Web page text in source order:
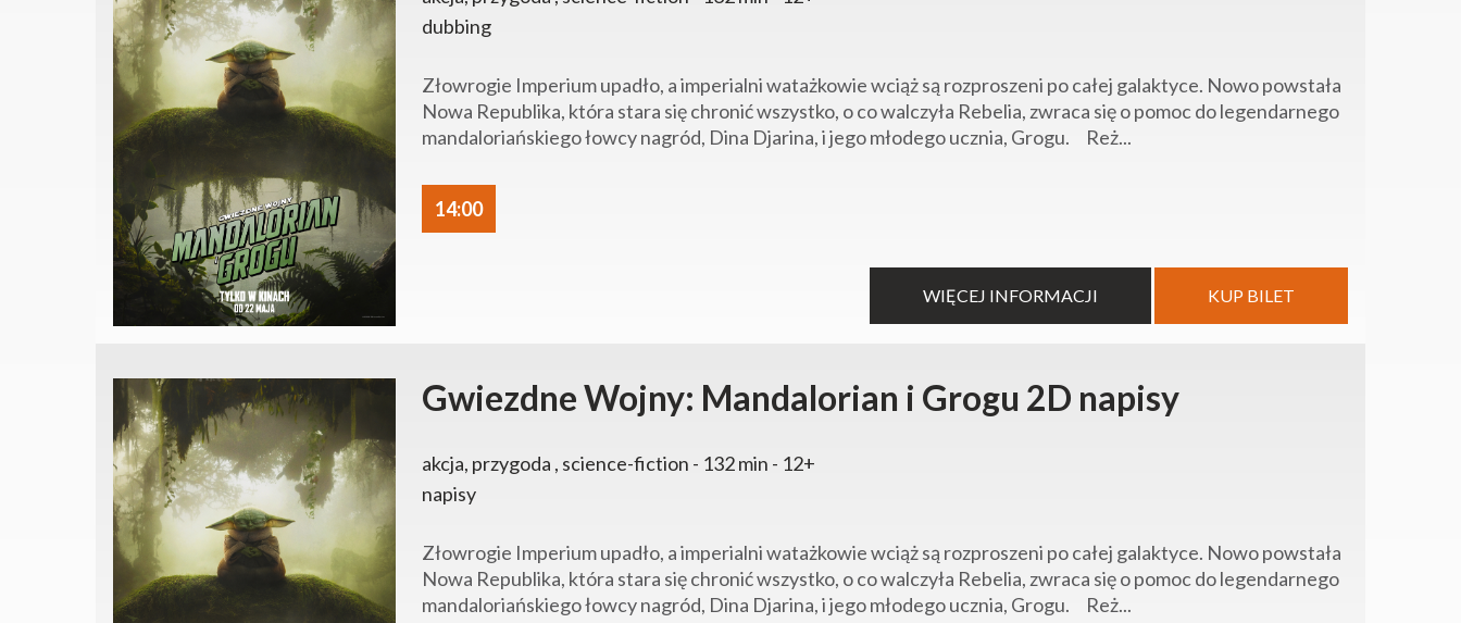
dubbing
Złowrogie Imperium upadło, a imperialni watażkowie wciąż są rozproszeni po całej galaktyce. Nowo powstała
Nowa Republika, która stara się chronić wszystko, o co walczyła Rebelia, zwraca się o pomoc do legendarnego
mandaloriańskiego łowcy nagród, Dina Djarina, i jego młodego ucznia, Grogu. Reż...
14:00
WIĘCEJ INFORMACJI KUP BILET
Gwiezdne Wojny: Mandalorian i Grogu 2D napisy
akcja, przygoda , science-fiction - 132 min - 12+
napisy
Złowrogie Imperium upadło, a imperialni watażkowie wciąż są rozproszeni po całej galaktyce. Nowo powstała
Nowa Republika, która stara się chronić wszystko, o co walczyła Rebelia, zwraca się o pomoc do legendarnego
mandaloriańskiego łowcy nagród, Dina Djarina, i jego młodego ucznia, Grogu. Reż...